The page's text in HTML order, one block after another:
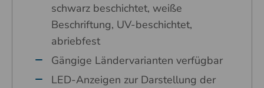
schwarz beschichtet, weiße
Beschriftung, UV-beschichtet,
abriebfest
Gängige Ländervarianten verfügbar
LED-Anzeigen zur Darstellung der